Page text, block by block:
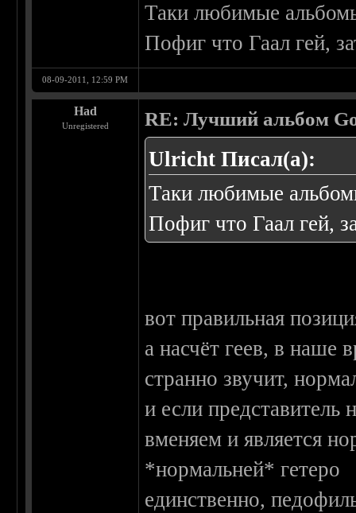
Таки любимые
Пофиг что Гаал гей,
08-09-2011, 12:59 PM
Had
Unregistered RE: Лучший альбом
Ulricht Писал(а):
Таки любимые
Пофиг что Гаал гей,
вот правильная
а насчёт геев, в наше
странно звучит,
и если представитель
вменяем и является
*нормальней* гетеро
единственно,